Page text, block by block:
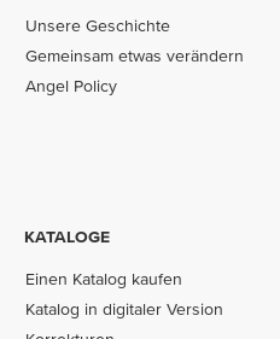
Unsere Geschichte
Gemeinsam etwas verändern
Angel Policy
KATALOGE
Einen Katalog kaufen
Katalog in digitaler Version